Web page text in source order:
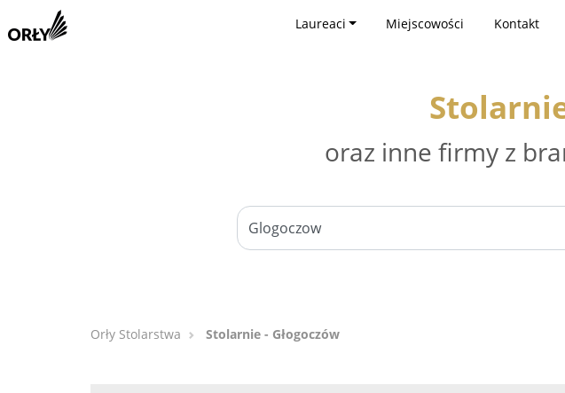
Laureaci Miejscowości Kontakt
oraz inne firmy z
Orły Stolarstwa Stolarnie - Głogoczów